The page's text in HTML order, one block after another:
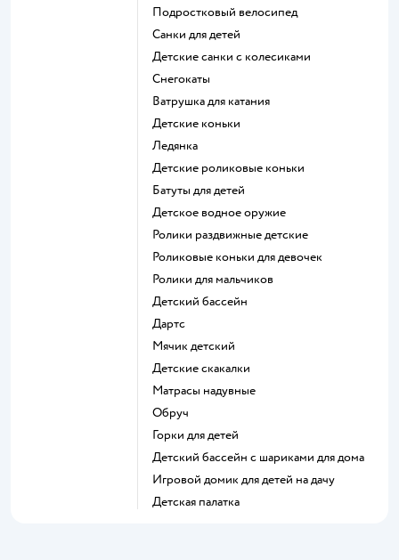
Подростковый велосипед
Санки для детей
Детские санки с колесиками
Снегокаты
Ватрушка для катания
Детские коньки
Ледянка
Детские роликовые коньки
Батуты для детей
Детское водное оружие
Ролики раздвижные детские
Роликовые коньки для девочек
Ролики для мальчиков
Детский бассейн
Дартс
Мячик детский
Детские скакалки
Матрасы надувные
Обруч
Горки для детей
Детский бассейн с шариками для дома
Игровой домик для детей на дачу
Детская палатка